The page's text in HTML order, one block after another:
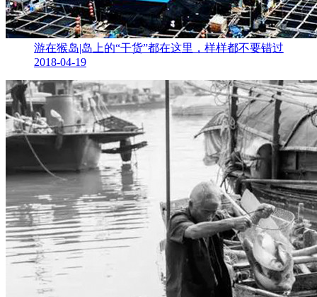
游在猴岛|岛上的“干货”都在这里，样样都不要错过
2018-04-19